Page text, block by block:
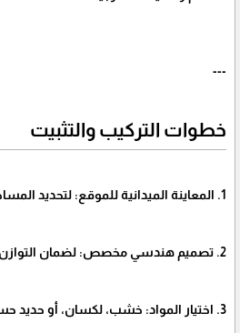
---
خطوات التركيب والتثبيت
1. المعاينة الميدانية للموقع: لتحديد المساحة، اختيار الشكل والارتفاع.
2. تصميم هندسي مخصص: لضمان التوازن واستقرار الهيكل.
3. اختيار المواد: خشب، لكسان، أو حديد حسب نوع البرجولة والموقع.